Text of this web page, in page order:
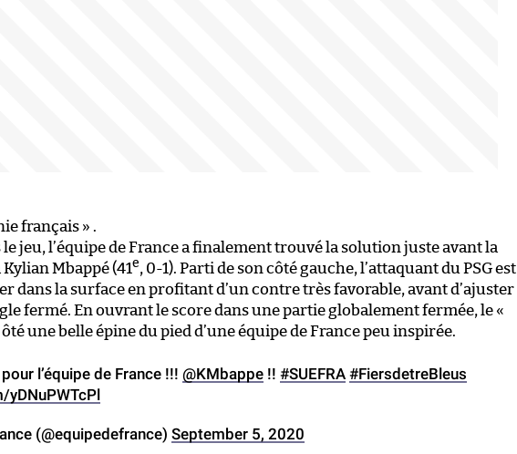
français » .
jeu, l’équipe de France a finalement trouvé la solution juste avant la
Mbappé (41e, 0-1). Parti de son côté gauche, l’attaquant du PSG est
dans la surface en profitant d’un contre très favorable, avant d’ajuster
fermé. En ouvrant le score dans une partie globalement fermée, le «
une belle épine du pied d’une équipe de France peu inspirée.
l’équipe de France !!! @KMbappe !! #SUEFRA #FiersdetreBleus
(@equipedefrance) September 5, 2020